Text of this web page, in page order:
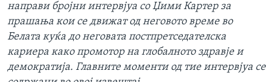
направибројни интервјуа со Џими Картер за
прашања кои се движат од неговото време во
Белата куќа до неговата постпретседателска
кариера како промотор на глобалното здравје и
демократија. Главните моменти од тие интервјуа се